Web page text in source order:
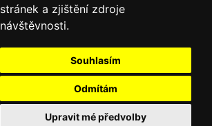
stránek a zjištění zdroje
návštěvnosti.
Souhlasím
Odmítám
Upravit mé předvolby